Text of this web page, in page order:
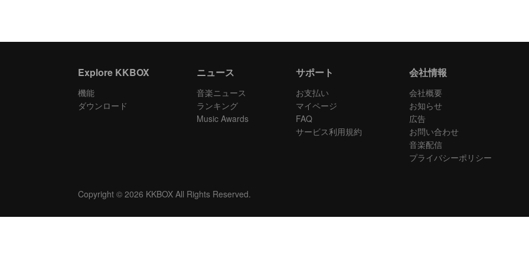
Explore KKBOX
機能
ダウンロード
ニュース
音楽ニュース
ランキング
Music Awards
サポート
お支払い
マイページ
FAQ
サービス利用規約
会社情報
会社概要
お知らせ
広告
お問い合わせ
音楽配信
プライバシーポリシー
Copyright © 2026 KKBOX All Rights Reserved.